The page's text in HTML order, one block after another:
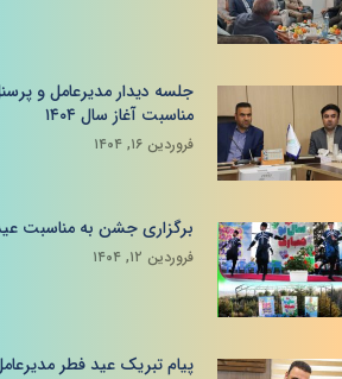
جلسه دیدار مدیرعامل و
مناسبت آغاز سال ۱۴۰۴
فروردین ۱۶, ۱۴۰۴
برگزاری جشن به مناسبت
فروردین ۱۲, ۱۴۰۴
پیام تبریک عید فطر